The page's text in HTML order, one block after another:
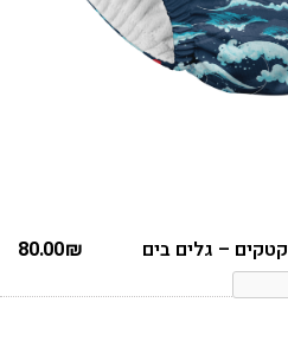
– גלים בים 80.00₪